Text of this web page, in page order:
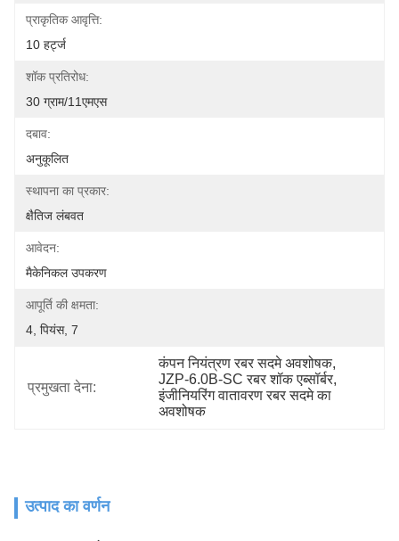
प्राकृतिक आवृत्ति:
10 हर्ट्ज
शॉक प्रतिरोध:
30 ग्राम/11एमएस
दबाव:
अनुकूलित
स्थापना का प्रकार:
क्षैतिज लंबवत
आवेदन:
मैकेनिकल उपकरण
आपूर्ति की क्षमता:
4, पियंस, 7
प्रमुखता देना:
कंपन नियंत्रण रबर सदमे अवशोषक,
JZP-6.0B-SC रबर शॉक एब्सॉर्बर,
इंजीनियरिंग वातावरण रबर सदमे का
अवशोषक
उत्पाद का वर्णन